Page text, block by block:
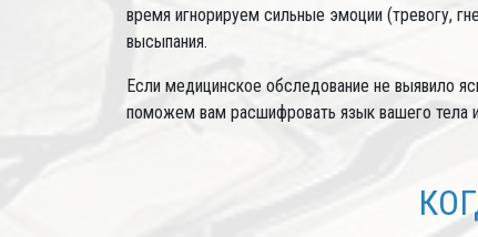
время игнорируем сильные эмоции (тревогу,
высыпания.
Если медицинское обследование не выявило
поможем вам расшифровать язык вашего тела